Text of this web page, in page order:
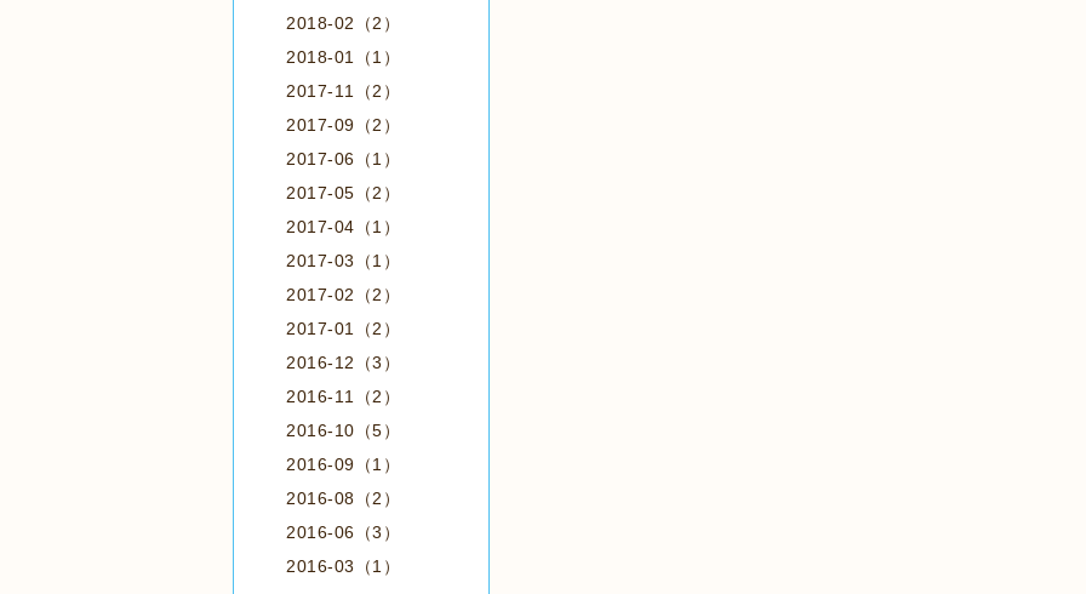
2018-02（2）
2018-01（1）
2017-11（2）
2017-09（2）
2017-06（1）
2017-05（2）
2017-04（1）
2017-03（1）
2017-02（2）
2017-01（2）
2016-12（3）
2016-11（2）
2016-10（5）
2016-09（1）
2016-08（2）
2016-06（3）
2016-03（1）